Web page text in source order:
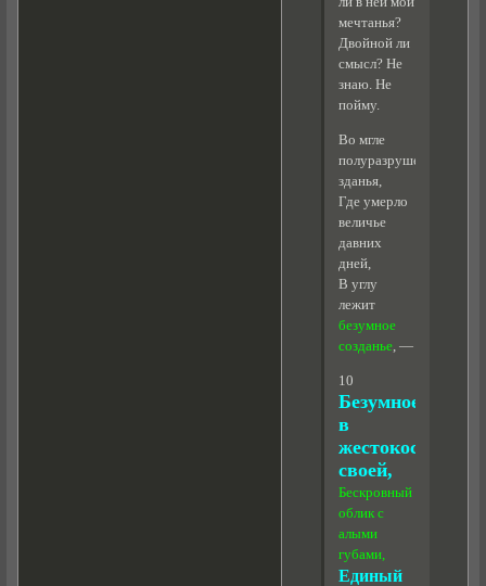
мечтанья?
Двойной ли
смысл? Не
знаю. Не
пойму.
Во мгле
полуразрушенного
зданья,
Где умерло
величье
давних
дней,
В углу
лежит
безумное
созданье, —
10
Безумное
в
жестокости
своей,
Бескровный
облик с
алыми
губами,
Единый